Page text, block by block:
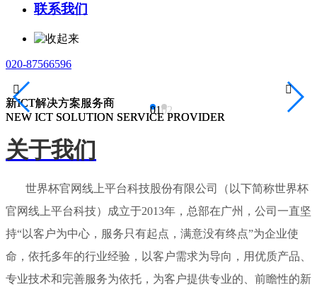
联系我们
020-87566596
新ICT解决方案服务商
NEW ICT SOLUTION SERVICE PROVIDER
新ICT解决方案服务商
NEW ICT SOLUTION SERVICE PROVIDER
0102
 
关于我们
世界杯官网线上平台科技股份有限公司（以下简称世界杯
官网线上平台科技）成立于2013年，总部在广州，公司一直坚
持“以客户为中心，服务只有起点，满意没有终点”为企业使
命，依托多年的行业经验，以客户需求为导向，用优质产品、
专业技术和完善服务为依托，为客户提供专业的、前瞻性的新